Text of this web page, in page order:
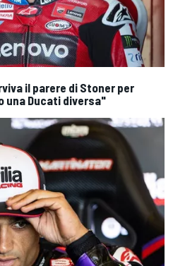
il parere di Stoner per
una Ducati diversa"